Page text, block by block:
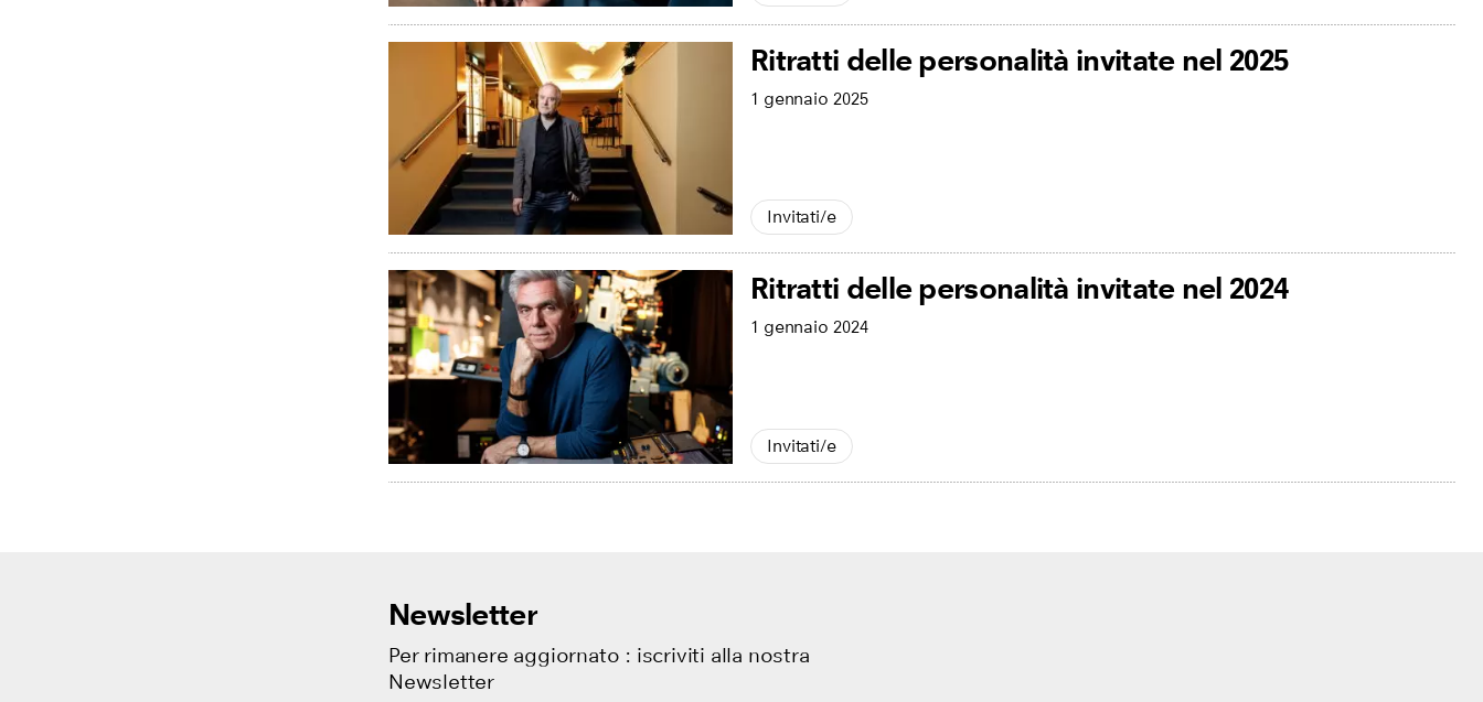
Ritratti delle personalità invitate nel 2025
1 gennaio 2025
Invitati/e
Ritratti delle personalità invitate nel 2024
1 gennaio 2024
Invitati/e
Newsletter
Per rimanere aggiornato : iscriviti alla nostra
Newsletter